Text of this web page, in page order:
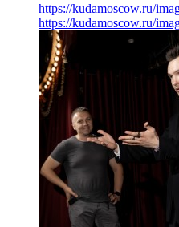
https://kudamoscow.ru/
https://kudamoscow.ru/